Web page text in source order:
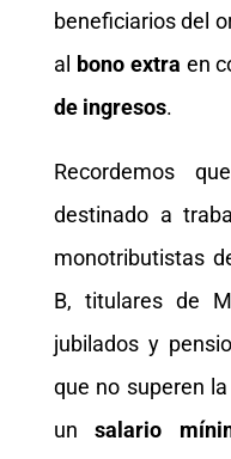
beneficiarios del
al
bono extra en
de ingresos.
Recordemos
destinado a
monotributistas
B, titulares de
jubilados y
que no superen
unsalario